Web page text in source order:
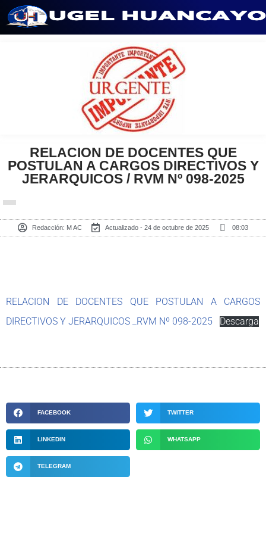
RELACION DE DOCENTES QUE
POSTULAN A CARGOS DIRECTIVOS Y
JERARQUICOS / RVM Nº 098-2025
Redacción: M AC Actualizado - 24 de octubre de 2025 08:03
RELACION DE DOCENTES QUE POSTULAN A CARGOS
DIRECTIVOS Y JERARQUICOS _RVM Nº 098-2025
Descarga
FACEBOOK TWITTER
LINKEDIN WHATSAPP
TELEGRAM